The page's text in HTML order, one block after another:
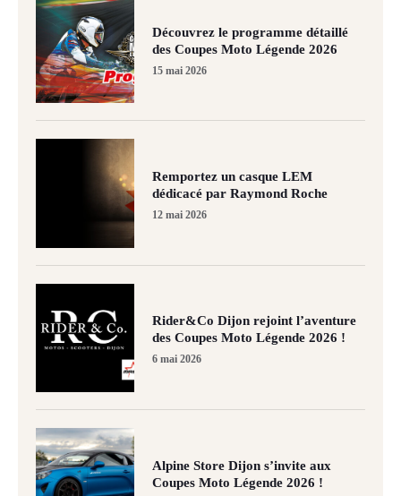
Découvrez le programme détaillé
des Coupes Moto Légende 2026
15 mai 2026
Remportez un casque LEM
dédicacé par Raymond Roche
12 mai 2026
Rider&Co Dijon rejoint l’aventure
des Coupes Moto Légende 2026 !
6 mai 2026
Alpine Store Dijon s’invite aux
Coupes Moto Légende 2026 !